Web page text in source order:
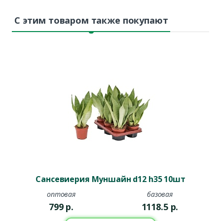
Стильные и современные кашпо для тех, кто ценит
Прочные и лёгкие кашпо с разнообразными расцветками.
Отличаются универсальностью и подходят для размещения
как в помещении, так и на улице.
получать необходимое количество влаги, что особенно
удобно для занятых людей.
Кашпо Prosperplast
С этим товаром также покупают
Сансевиерия Муншайн d12 h35 10шт
оптовая
799 р.
базовая
1118.5 р.